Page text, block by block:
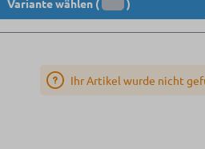
Variante wählen ( )
Ihr Artikel wurde nicht